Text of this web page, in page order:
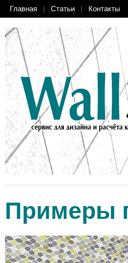
Главная Статьи Контакты
Примеры